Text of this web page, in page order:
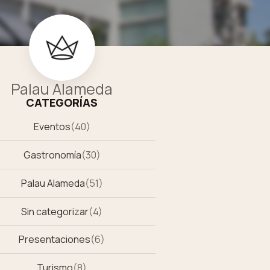
Palau Alameda
CATEGORÍAS
Eventos(40)
Gastronomía(30)
Palau Alameda(51)
Sin categorizar(4)
Presentaciones(6)